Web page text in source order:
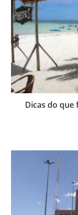
Dicas do que